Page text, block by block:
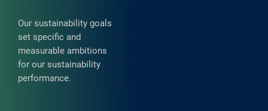
Our sustainability goals
set specific and
measurable ambitions
for our sustainability
performance.